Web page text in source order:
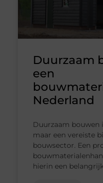
Duurzaam
een
Nederland
Duurzaam bouwen
maar een vereiste
bouwsector. Een
hierin een